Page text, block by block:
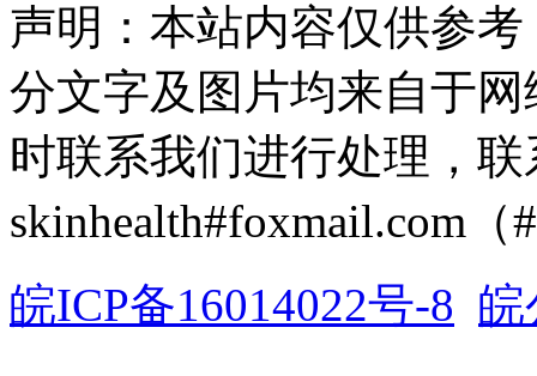
声明：本站内容仅供参
分文字及图片均来自于
时联系我们进行处理，
skinhealth#foxmail.com（
皖ICP备16014022号-8 皖